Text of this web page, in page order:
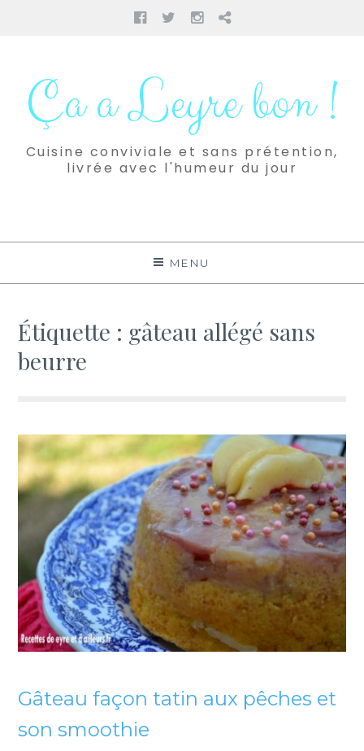
Facebook
TwitterInstagram
Pinterest
contenuÇa a Leyre bon !
Cuisine conviviale et sans prétention,
livrée avec l'humeur du jour
MENU
Étiquette : gâteau allégé sans
beurre
Gâteau façon tatin aux pêches et
son smoothie